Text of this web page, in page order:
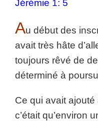
Jérémie 1: 5
Au début des
avait très hâte
toujours rêvé de
déterminé à
Ce qui avait ajouté
c’était qu’environ